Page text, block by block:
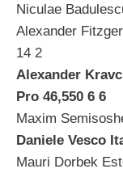
Niculae
Alexander
14 2
Alexander
Pro 46,550 6 6
Maxim
Daniele Vesco
Mauri Dorbek